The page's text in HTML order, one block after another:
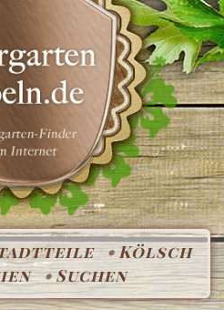
Kölsch
Suchen